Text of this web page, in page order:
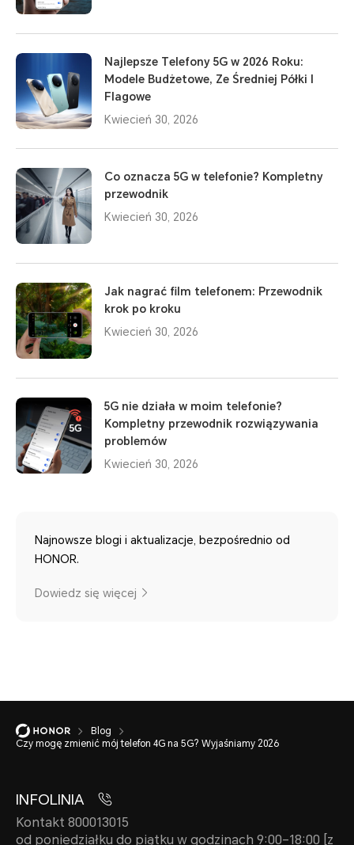
Najlepsze Telefony 5G w 2026 Roku:
Modele Budżetowe, Ze Średniej Półki I
Flagowe
Kwiecień 30, 2026
Co oznacza 5G w telefonie? Kompletny
przewodnik
Kwiecień 30, 2026
Jak nagrać film telefonem: Przewodnik
krok po kroku
Kwiecień 30, 2026
5G nie działa w moim telefonie?
Kompletny przewodnik rozwiązywania
problemów
Kwiecień 30, 2026
Najnowsze blogi i aktualizacje, bezpośrednio od
HONOR.
Dowiedz się więcej
Blog
Czy mogę zmienić mój telefon 4G na 5G? Wyjaśniamy 2026
INFOLINIA
Kontakt 800013015
od poniedziałku do piątku w godzinach 9:00–18:00 [z